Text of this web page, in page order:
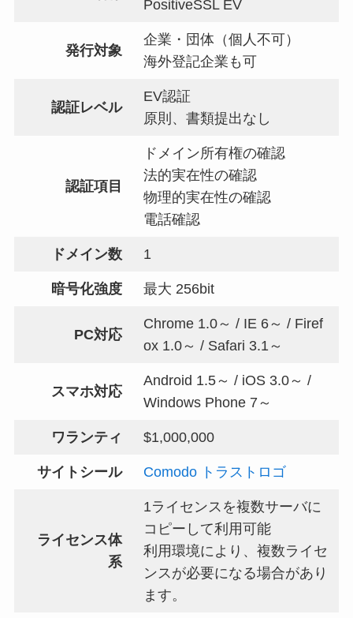
PositiveSSL EV
発行対象
企業・団体（個人不可）
海外登記企業も可
認証レベル
EV認証
原則、書類提出なし
認証項目
ドメイン所有権の確認
法的実在性の確認
物理的実在性の確認
電話確認
ドメイン数 1
暗号化強度 最大 256bit
PC対応
Chrome 1.0～ / IE 6～ / Firef
ox 1.0～ / Safari 3.1～
スマホ対応
Android 1.5～ / iOS 3.0～ /
Windows Phone 7～
ワランティ $1,000,000
サイトシール Comodo トラストロゴ
ライセンス体
系
1ライセンスを複数サーバに
コピーして利用可能
利用環境により、複数ライセ
ンスが必要になる場合があり
ます。